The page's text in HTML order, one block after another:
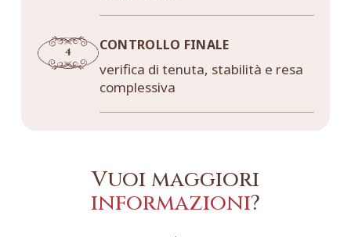
CONTROLLO FINALE
verifica di tenuta, stabilità e resa
complessiva
Vuoi maggiori
informazioni?